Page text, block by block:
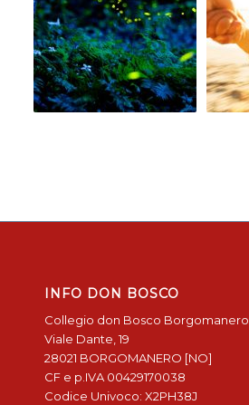
INFO DON BOSCO
Collegio don Bosco Borgomanero
Viale Dante, 19
28021 BORGOMANERO [NO]
CF e p.IVA 00429170038
Codice Univoco: X2PH38J